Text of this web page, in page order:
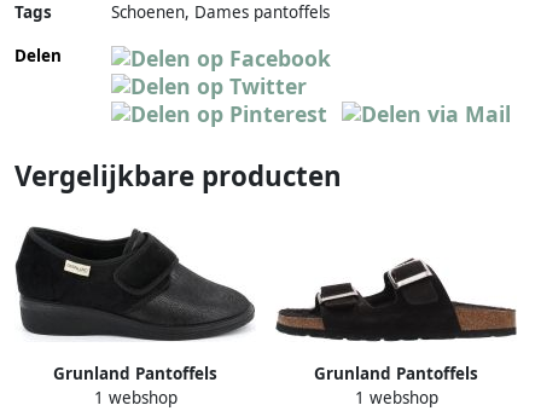
Tags
Schoenen, Dames pantoffels
Delen
Vergelijkbare producten
Grunland Pantoffels
1 webshop
Grunland Pantoffels
1 webshop